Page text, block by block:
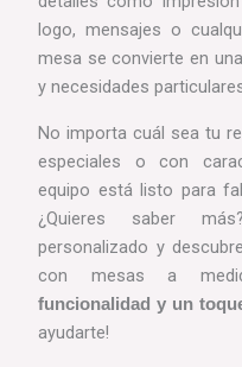
logo, mensajes o
mesa se convierte en
y necesidades
No importa cuál sea tu
especiales o con
equipo está listo para
¿Quieres saber
personalizado y
con mesas a
funcionalidad y un
ayudarte!